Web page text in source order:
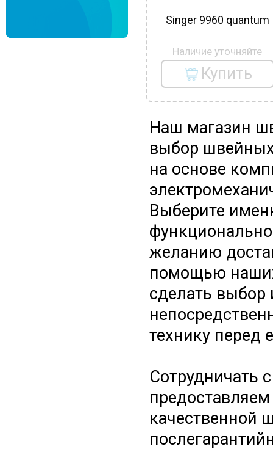
Singer 9960 quantum
Наличие уточняйте
Купить
Наш магазин
выбор
на основе
Выберите
желанию
помощью
сделать
технику перед
Сотрудничать
качественной